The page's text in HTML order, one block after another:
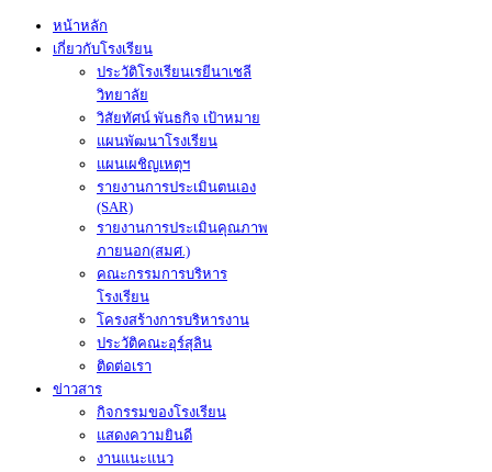
หน้าหลัก
เกี่ยวกับโรงเรียน
ประวัติโรงเรียนเรยีนาเชลี
วิทยาลัย
วิสัยทัศน์ พันธกิจ เป้าหมาย
แผนพัฒนาโรงเรียน
แผนเผชิญเหตุฯ
รายงานการประเมินตนเอง
(SAR)
รายงานการประเมินคุณภาพ
ภายนอก(สมศ.)
คณะกรรมการบริหาร
โรงเรียน
โครงสร้างการบริหารงาน
ประวัติคณะอุร์สุลิน
ติดต่อเรา
ข่าวสาร
กิจกรรมของโรงเรียน
แสดงความยินดี
งานแนะแนว